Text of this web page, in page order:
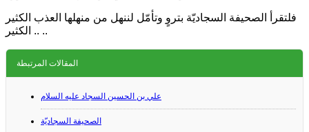
فلتقرأ الصحيفة السجاديّة بتروٍ وتأمّل لننهل من منهلها العذب الكثير
.. الكثير ..
المقالات المرتبطة
علي بن الحسين السجاد عليه السلام
الصحيفة السجاديّة